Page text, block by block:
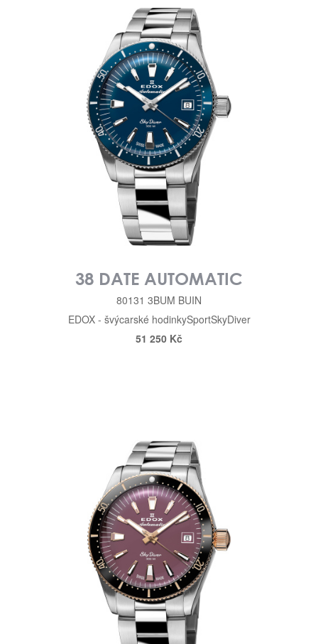
38 DATE AUTOMATIC
80131 3BUM BUIN
EDOX - švýcarské hodinkySportSkyDiver
51 250 Kč